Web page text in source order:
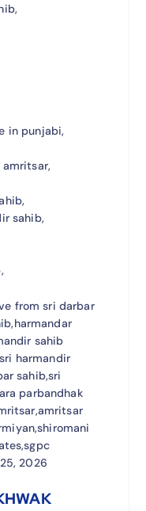
in punjabi,
amritsar,
sahib,
from sri darbar
sahib
harmandir
sahib,sri
parbandhak
2026